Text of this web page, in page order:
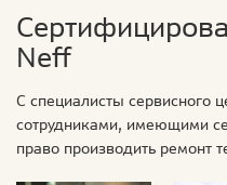
Neff
С специалисты сервисного
сотрудниками, имеющими
право производить ремонт